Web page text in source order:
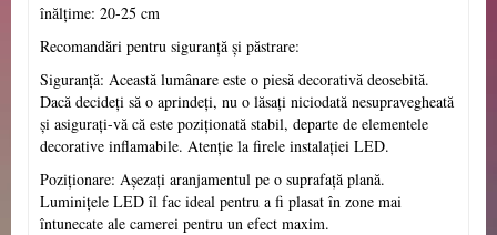
înălțime: 20-25 cm
Recomandări pentru siguranță și păstrare:
Siguranță: Această lumânare este o piesă decorativă deosebită.
Dacă decideți să o aprindeți, nu o lăsați niciodată nesupravegheată
și asigurați-vă că este poziționată stabil, departe de elementele
decorative inflamabile. Atenție la firele instalației LED.
Poziționare: Așezați aranjamentul pe o suprafață plană.
Luminițele LED îl fac ideal pentru a fi plasat în zone mai
întunecate ale camerei pentru un efect maxim.